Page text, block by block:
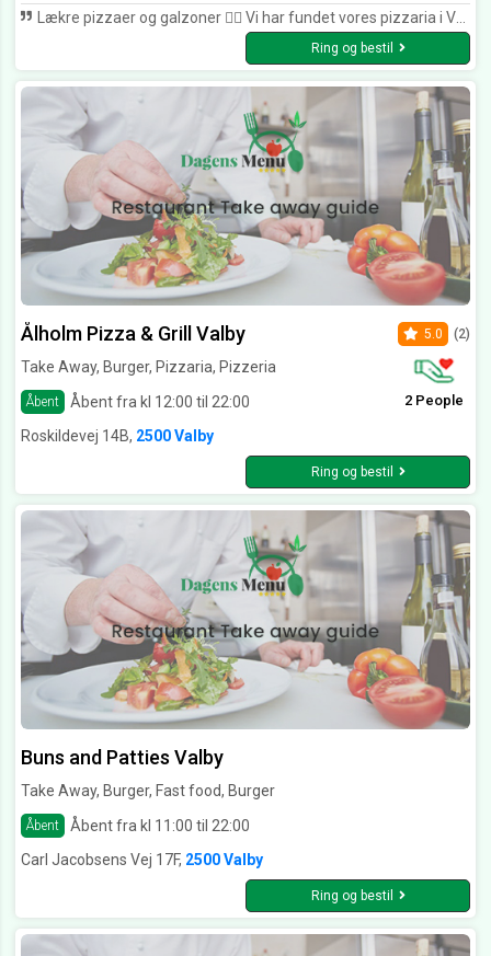
Lækre pizzaer og galzoner 👌🏽 Vi har fundet vores pizzaria i Valby Tak for rigtig dejlig mad og sød betjening
Ring og bestil
Ålholm Pizza & Grill Valby
Take Away, Burger, Pizzaria, Pizzeria
Åbent Åbent fra kl 12:00 til 22:00
5.0 (2)
2 People
Roskildevej 14B, 2500 Valby
Ring og bestil
Buns and Patties Valby
Take Away, Burger, Fast food, Burger
Åbent
Åbent fra kl 11:00 til 22:00
Carl Jacobsens Vej 17F, 2500 Valby
Ring og bestil